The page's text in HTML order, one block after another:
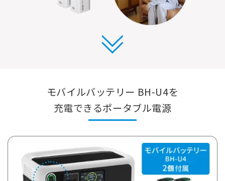
モバイルバッテリー BH-U4を
充電できるポータブル電源